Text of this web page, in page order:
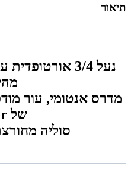
תיאור
נעל 3/4
מדרס אנטומי, עור
של Rieker
סוליה